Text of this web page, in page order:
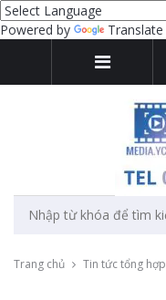
Powered by Translate
Trang chủ Tin tức tổng hợp